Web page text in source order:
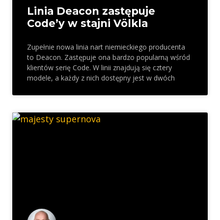
Linia Deacon zastępuje
Code’y w stajni Völkla
Zupełnie nowa linia nart niemieckiego producenta
to Deacon. Zastępuje ona bardzo popularną wśród
klientów serię Code. W linii znajdują się cztery
modele, a każdy z nich dostępny jest w dwóch